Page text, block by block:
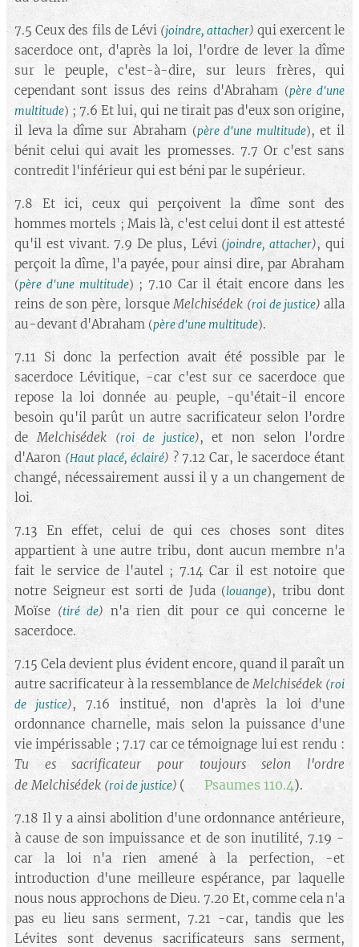
7.5 Ceux des fils de Lévi(joindre, attacher)qui exercent le
sacerdoce ont, d'après la loi, l'ordre de lever la dîme
sur le peuple, c'est-à-dire, sur leurs frères, qui
cependant sont issus des reins d'Abraham (père d'une
multitude) ; 7.6 Et lui, qui ne tirait pas d'eux son origine,
il leva la dîme sur Abraham (père d'une multitude), et il
bénit celui qui avait les promesses. 7.7 Or c'est sans
contredit l'inférieur qui est béni par le supérieur.
7.8 Et ici, ceux qui perçoivent la dîme sont des
hommes mortels ; Mais là, c'est celui dont il est attesté
qu'il est vivant. 7.9 De plus, Lévi (joindre, attacher), qui
perçoit la dîme, l'a payée, pour ainsi dire, par Abraham
(père d'une multitude); 7.10 Car il était encore dans les
reins de son père, lorsqueMelchisédek (roi de justice)alla
au-devant d'Abraham(père d'une multitude).
7.11 Si donc la perfection avait été possible par le
sacerdoce Lévitique, -car c'est sur ce sacerdoce que
repose la loi donnée au peuple, -qu'était-il encore
besoin qu'il parût un autre sacrificateur selon l'ordre
deMelchisédek (roi de justice), et non selon l'ordre
d'Aaron (Haut placé, éclairé) ? 7.12 Car, le sacerdoce étant
changé, nécessairement aussi il y a un changement de
loi.
7.13 En effet, celui de qui ces choses sont dites
appartient à une autre tribu, dont aucun membre n'a
fait le service de l'autel ; 7.14 Car il est notoire que
notre Seigneur est sorti de Juda (louange), tribu dont
Moïse (tiré de) n'a rien dit pour ce qui concerne le
sacerdoce.
7.15 Cela devient plus évident encore, quand il paraît un
autre sacrificateur à la ressemblance deMelchisédek (roi
de justice), 7.16 institué, non d'après la loi d'une
ordonnance charnelle, mais selon la puissance d'une
vie impérissable ; 7.17 car ce témoignage lui est rendu :
Tu es sacrificateur pour toujours selon l'ordre
de Melchisédek (roi de justice) (➡️ Psaumes 110.4).
7.18 Il y a ainsi abolition d'une ordonnance antérieure,
à cause de son impuissance et de son inutilité, 7.19 -
car la loi n'a rien amené à la perfection, -et
introduction d'une meilleure espérance, par laquelle
nous nous approchons de Dieu. 7.20 Et, comme cela n'a
pas eu lieu sans serment, 7.21 -car, tandis que les
Lévites sont devenus sacrificateurs sans serment,